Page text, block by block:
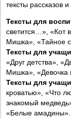
тексты рассказов и
Тексты для
светится…», «Кот
Мишка», «Тайное
Тексты для
«Друг детства»,
Мишка», «Девочка
Тексты для
кроватью», «Что
знакомый
«Белые амадины».